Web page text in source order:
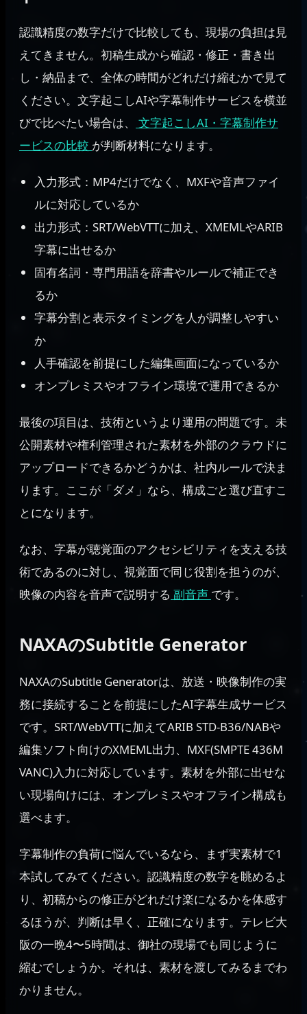
認識精度の数字だけで比較しても、現場の負担は見
えてきません。初稿生成から確認・修正・書き出
し・納品まで、全体の時間がどれだけ縮むかで見て
ください。文字起こしAIや字幕制作サービスを横並
びで比べたい場合は、
文字起こしAI・字幕制作サ
ービスの比較 が判断材料になります。
入力形式：MP4だけでなく、MXFや音声ファイ
ルに対応しているか
出力形式：SRT/WebVTTに加え、XMEMLやARIB
字幕に出せるか
固有名詞・専門用語を辞書やルールで補正でき
るか
字幕分割と表示タイミングを人が調整しやすい
か
人手確認を前提にした編集画面になっているか
オンプレミスやオフライン環境で運用できるか
最後の項目は、技術というより運用の問題です。未
公開素材や権利管理された素材を外部のクラウドに
アップロードできるかどうかは、社内ルールで決ま
ります。ここが「ダメ」なら、構成ごと選び直すこ
とになります。
なお、字幕が聴覚面のアクセシビリティを支える技
術であるのに対し、視覚面で同じ役割を担うのが、
映像の内容を音声で説明する 副音声 です。
NAXAのSubtitle Generator
NAXAのSubtitle Generatorは、放送・映像制作の実
務に接続することを前提にしたAI字幕生成サービス
です。SRT/WebVTTに加えてARIB STD-B36/NABや
編集ソフト向けのXMEML出力、MXF(SMPTE 436M
VANC)入力に対応しています。素材を外部に出せな
い現場向けには、オンプレミスやオフライン構成も
選べます。
字幕制作の負荷に悩んでいるなら、まず実素材で1
本試してみてください。認識精度の数字を眺めるよ
り、初稿からの修正がどれだけ楽になるかを体感す
るほうが、判断は早く、正確になります。テレビ大
阪の一晩4〜5時間は、御社の現場でも同じように
縮むでしょうか。それは、素材を渡してみるまでわ
かりません。